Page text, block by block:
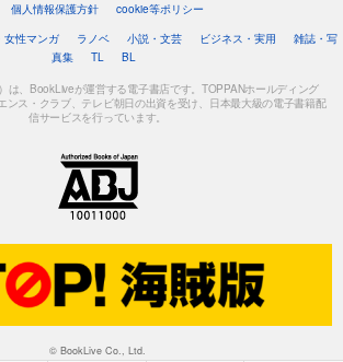
個人情報保護方針
cookie等ポリシー
女性マンガ ラノベ 小説・文芸 ビジネス・実用
雑誌・写
真集
TL BL
は、BookLiveが運営する電子書店です。TOPPANホールディング
ンス・クラブ、テレビ朝日の出資を受け、日本最大級の電子書籍配
信サービスを行っています。
© BookLive Co., Ltd.